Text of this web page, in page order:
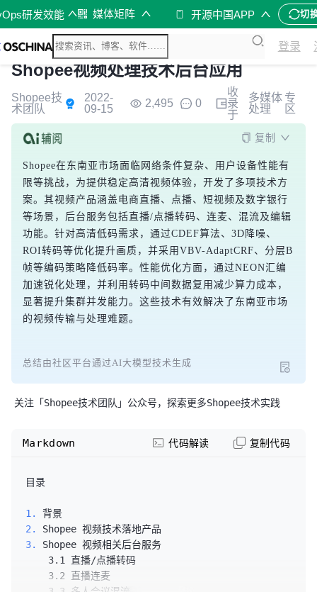
研发效能 媒体矩阵 开源中国APP 切
登录
Shopee视频处理技术后台应用
Shopee技
术团队
2022-
09-15
2,495 0
收
录
于
多媒体
处理
专
区
复制
Shopee在东南亚市场面临网络条件复杂、用户设备性能有
限等挑战，为提供稳定高清视频体验，开发了多项技术方
案。其视频产品涵盖电商直播、点播、短视频及数字银行
等场景，后台服务包括直播/点播转码、连麦、混流及编辑
功能。针对高清低码需求，通过CDEF算法、3D降噪、
ROI转码等优化提升画质，并采用VBV-AdaptCRF、分层B
帧等编码策略降低码率。性能优化方面，通过NEON汇编
加速锐化处理，并利用转码中间数据复用减少算力成本，
显著提升集群并发能力。这些技术有效解决了东南亚市场
的视频传输与处理难题。
总结由社区平台通过AI大模型技术生成
关注「Shopee技术团队」公众号，探索更多Shopee技术实践
目录
1.
2.
3.
Markdown 代码解读 复制代码